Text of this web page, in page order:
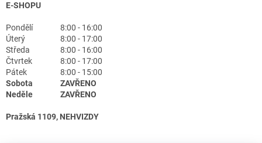
E-SHOPU
Pondělí
8:00 - 16:00
Úterý
8:00 - 17:00
Středa
8:00 - 16:00
Čtvrtek
8:00 - 17:00
Pátek
8:00 - 15:00
Sobota
ZAVŘENO
Neděle
ZAVŘENO
Pražská 1109, NEHVIZDY